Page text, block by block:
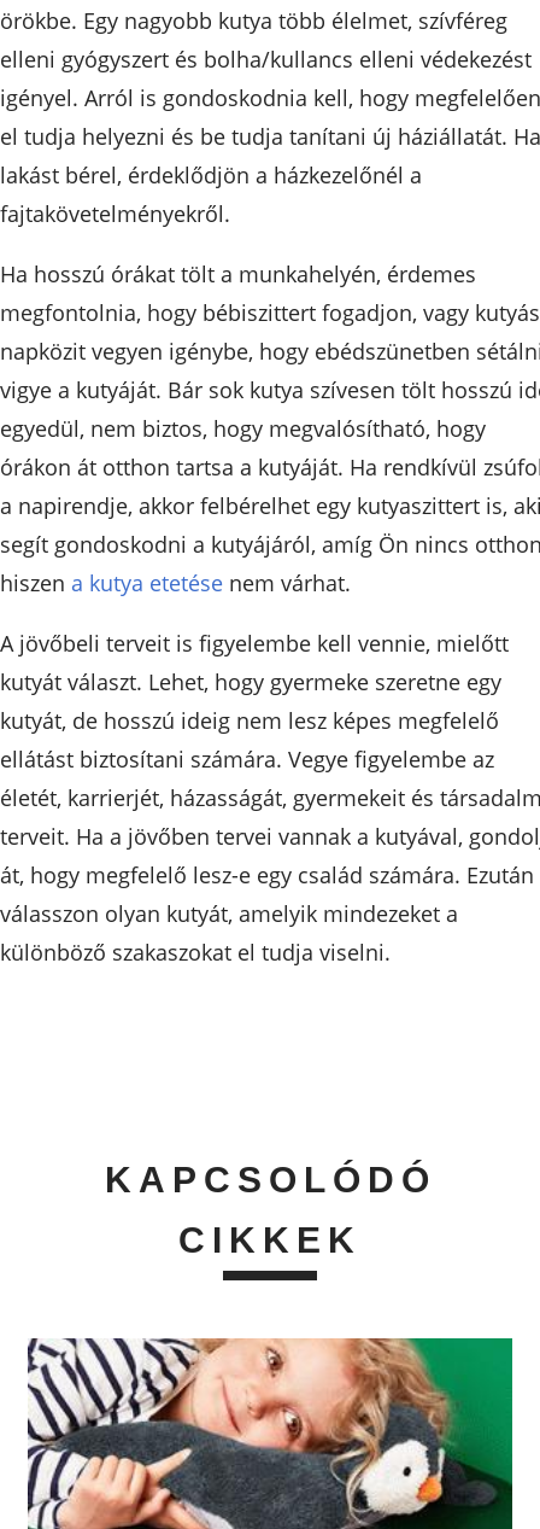
örökbe. Egy nagyobb kutya több élelmet, szívféreg
elleni gyógyszert és bolha/kullancs elleni védekezést
igényel. Arról is gondoskodnia kell, hogy megfelelően
el tudja helyezni és be tudja tanítani új háziállatát. Ha
lakást bérel, érdeklődjön a házkezelőnél a
fajtakövetelményekről.
Ha hosszú órákat tölt a munkahelyén, érdemes
megfontolnia, hogy bébiszittert fogadjon, vagy kutyás
napközit vegyen igénybe, hogy ebédszünetben
vigye a kutyáját. Bár sok kutya szívesen tölt hosszú
egyedül, nem biztos, hogy megvalósítható, hogy
órákon át otthon tartsa a kutyáját. Ha rendkívül
a napirendje, akkor felbérelhet egy kutyaszittert is,
segít gondoskodni a kutyájáról, amíg Ön nincs
hiszen a kutya etetése nem várhat.
A jövőbeli terveit is figyelembe kell vennie, mielőtt
kutyát választ. Lehet, hogy gyermeke szeretne egy
kutyát, de hosszú ideig nem lesz képes megfelelő
ellátást biztosítani számára. Vegye figyelembe az
életét, karrierjét, házasságát, gyermekeit és
terveit. Ha a jövőben tervei vannak a kutyával,
át, hogy megfelelő lesz-e egy család számára. Ezután
válasszon olyan kutyát, amelyik mindezeket a
különböző szakaszokat el tudja viselni.
KAPCSOLÓDÓ
CIKKEK